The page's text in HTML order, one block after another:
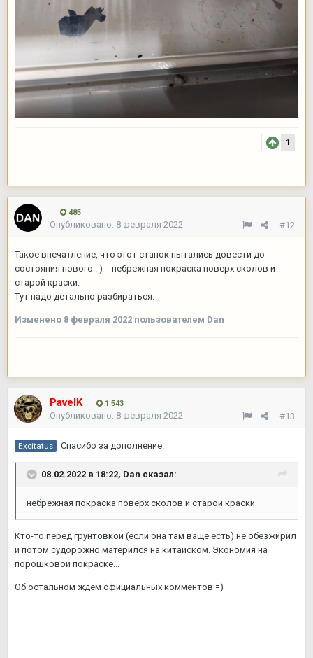
1
485
#12
Опубликовано: 8 февраля 2022
Такое впечатление, что этот станок пытались довести до
состояния нового . ) - небрежная покраска поверх сколов и
старой краски.
Тут надо детально разбираться.
Изменено 8 февраля 2022 пользователем Dan
PavelK 1 543
#13
Опубликовано: 8 февраля 2022
Excitatus Спасибо за дополнение.
08.02.2022 в 18:22, Dan сказал:
небрежная покраска поверх сколов и старой краски
Кто-то перед грунтовкой (если она там ваще есть) не обезжирил
и потом судорожно матерился на китайском. Экономия на
порошковой покраске...
Об остальном ждём официальных комментов =)